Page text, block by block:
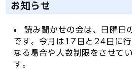
お知らせ
読み聞かせの会は、日曜日
です。今月は17日と24日に
なる場合や人数制限をさせて
す。